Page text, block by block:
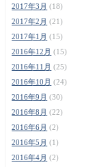
2017年3月 (18)
2017年2月 (21)
2017年1月 (15)
2016年12月 (15)
2016年11月 (25)
2016年10月 (24)
2016年9月 (30)
2016年8月 (22)
2016年6月 (2)
2016年5月 (1)
2016年4月 (2)